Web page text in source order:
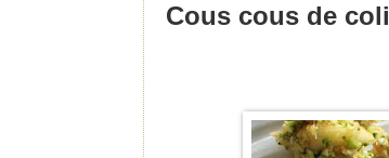
Cous cous de